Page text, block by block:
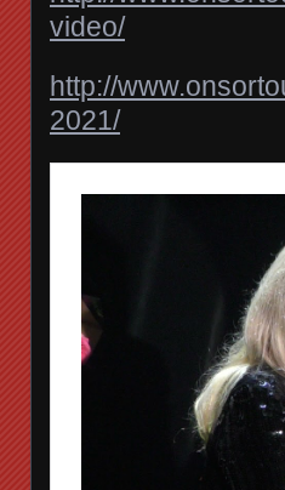
video/‎
http://
2021/